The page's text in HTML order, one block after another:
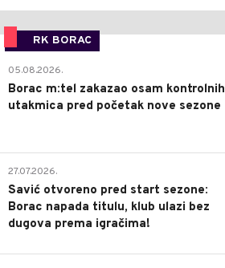
RK BORAC
05.08.2026.
Borac m:tel zakazao osam kontrolnih
utakmica pred početak nove sezone
27.07.2026.
Savić otvoreno pred start sezone:
Borac napada titulu, klub ulazi bez
dugova prema igračima!